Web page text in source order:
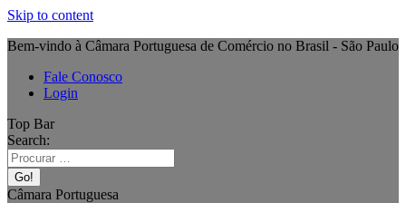
Skip to content
Bem-vindo à Câmara Portuguesa de Comércio no Brasil - São Paulo
Fale Conosco
Login
Top Bar
Search:
Câmara Portuguesa